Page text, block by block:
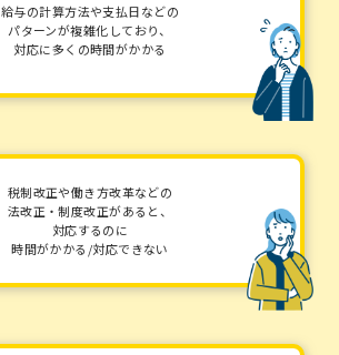
給与の計算方法や支払日などの
パターンが複雑化しており、
対応に多くの時間がかかる
税制改正や働き方改革などの
法改正・制度改正があると、
対応するのに
時間がかかる/対応できない